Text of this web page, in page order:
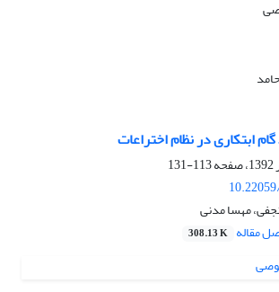
ابتکاری در نظام اختراعات
113-131
مهسا مدنی
مقاله 308.13 K